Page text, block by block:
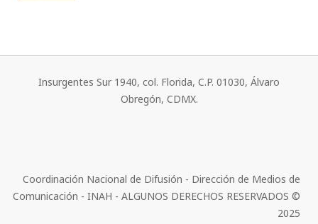
Insurgentes Sur 1940, col. Florida, C.P. 01030, Álvaro
Obregón, CDMX.
Coordinación Nacional de Difusión - Dirección de Medios de
Comunicación - INAH - ALGUNOS DERECHOS RESERVADOS ©
2025